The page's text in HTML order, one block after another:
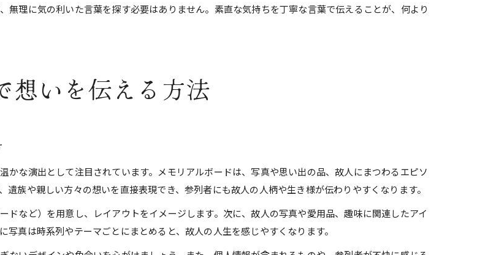
無理に気の利いた言葉を探す必要はありません。素直な気持ちを丁寧な言葉で伝えることが、何より
想いを伝える方法
な演出として注目されています。メモリアルボードは、写真や思い出の品、故人にまつわるエピソ
族や親しい方々の想いを直接表現でき、参列者にも故人の人柄や生き様が伝わりやすくなります。
など）を用意し、レイアウトをイメージします。次に、故人の写真や愛用品、趣味に関連したアイ
真は時系列やテーマごとにまとめると、故人の人生を感じやすくなります。